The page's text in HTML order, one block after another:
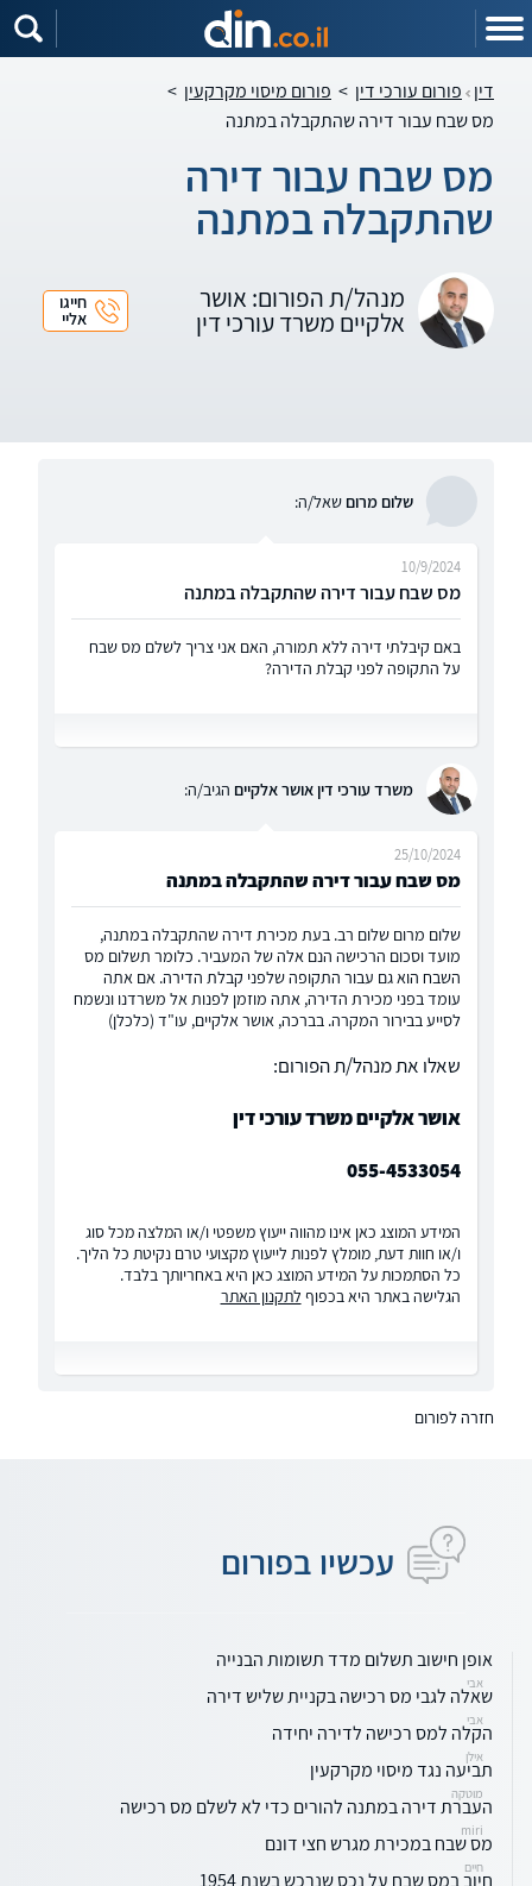
דין פורום עורכי דין > פורום מיסוי מקרקעין >
מס שבח עבור דירה שהתקבלה במתנה
מס שבח עבור דירה
שהתקבלה במתנה
מנהל/ת הפורום: אושר
אלקיים משרד עורכי דין
חייגו
אליי
שלום מרום שאל/ה:
מס שבח עבור דירה שהתקבלה במתנה
10/9/2024
באם קיבלתי דירה ללא תמורה, האם אני צריך לשלם מס שבח
על התקופה לפני קבלת הדירה?
משרד עורכי דין אושר אלקיים הגיב/ה:
מס שבח עבור דירה שהתקבלה במתנה
25/10/2024
שלום מרום שלום רב. בעת מכירת דירה שהתקבלה במתנה,
מועד וסכום הרכישה הנם אלה של המעביר. כלומר תשלום מס
השבח הוא גם עבור התקופה שלפני קבלת הדירה. אם אתה
עומד בפני מכירת הדירה, אתה מוזמן לפנות אל משרדנו ונשמח
לסייע בבירור המקרה. בברכה, אושר אלקיים, עו"ד (כלכלן)
שאלו את מנהל/ת הפורום:
אושר אלקיים משרד עורכי דין
055-4533054
המידע המוצג כאן אינו מהווה ייעוץ משפטי ו/או המלצה מכל סוג
ו/או חוות דעת, מומלץ לפנות לייעוץ מקצועי טרם נקיטת כל הליך.
כל הסתמכות על המידע המוצג כאן היא באחריותך בלבד.
הגלישה באתר היא בכפוף לתקנון האתר
חזרה לפורום
עכשיו בפורום
אופן חישוב תשלום מדד תשומות הבנייה
אבי
שאלה לגבי מס רכישה בקניית שליש דירה
אבי
הקלה למס רכישה לדירה יחידה
אילן
תביעה נגד מיסוי מקרקעין
מוטקה
העברת דירה במתנה להורים כדי לא לשלם מס רכישה
miri
מס שבח במכירת מגרש חצי דונם
חיים
חיוב במס שבח על נכס שנרכש בשנת 1954